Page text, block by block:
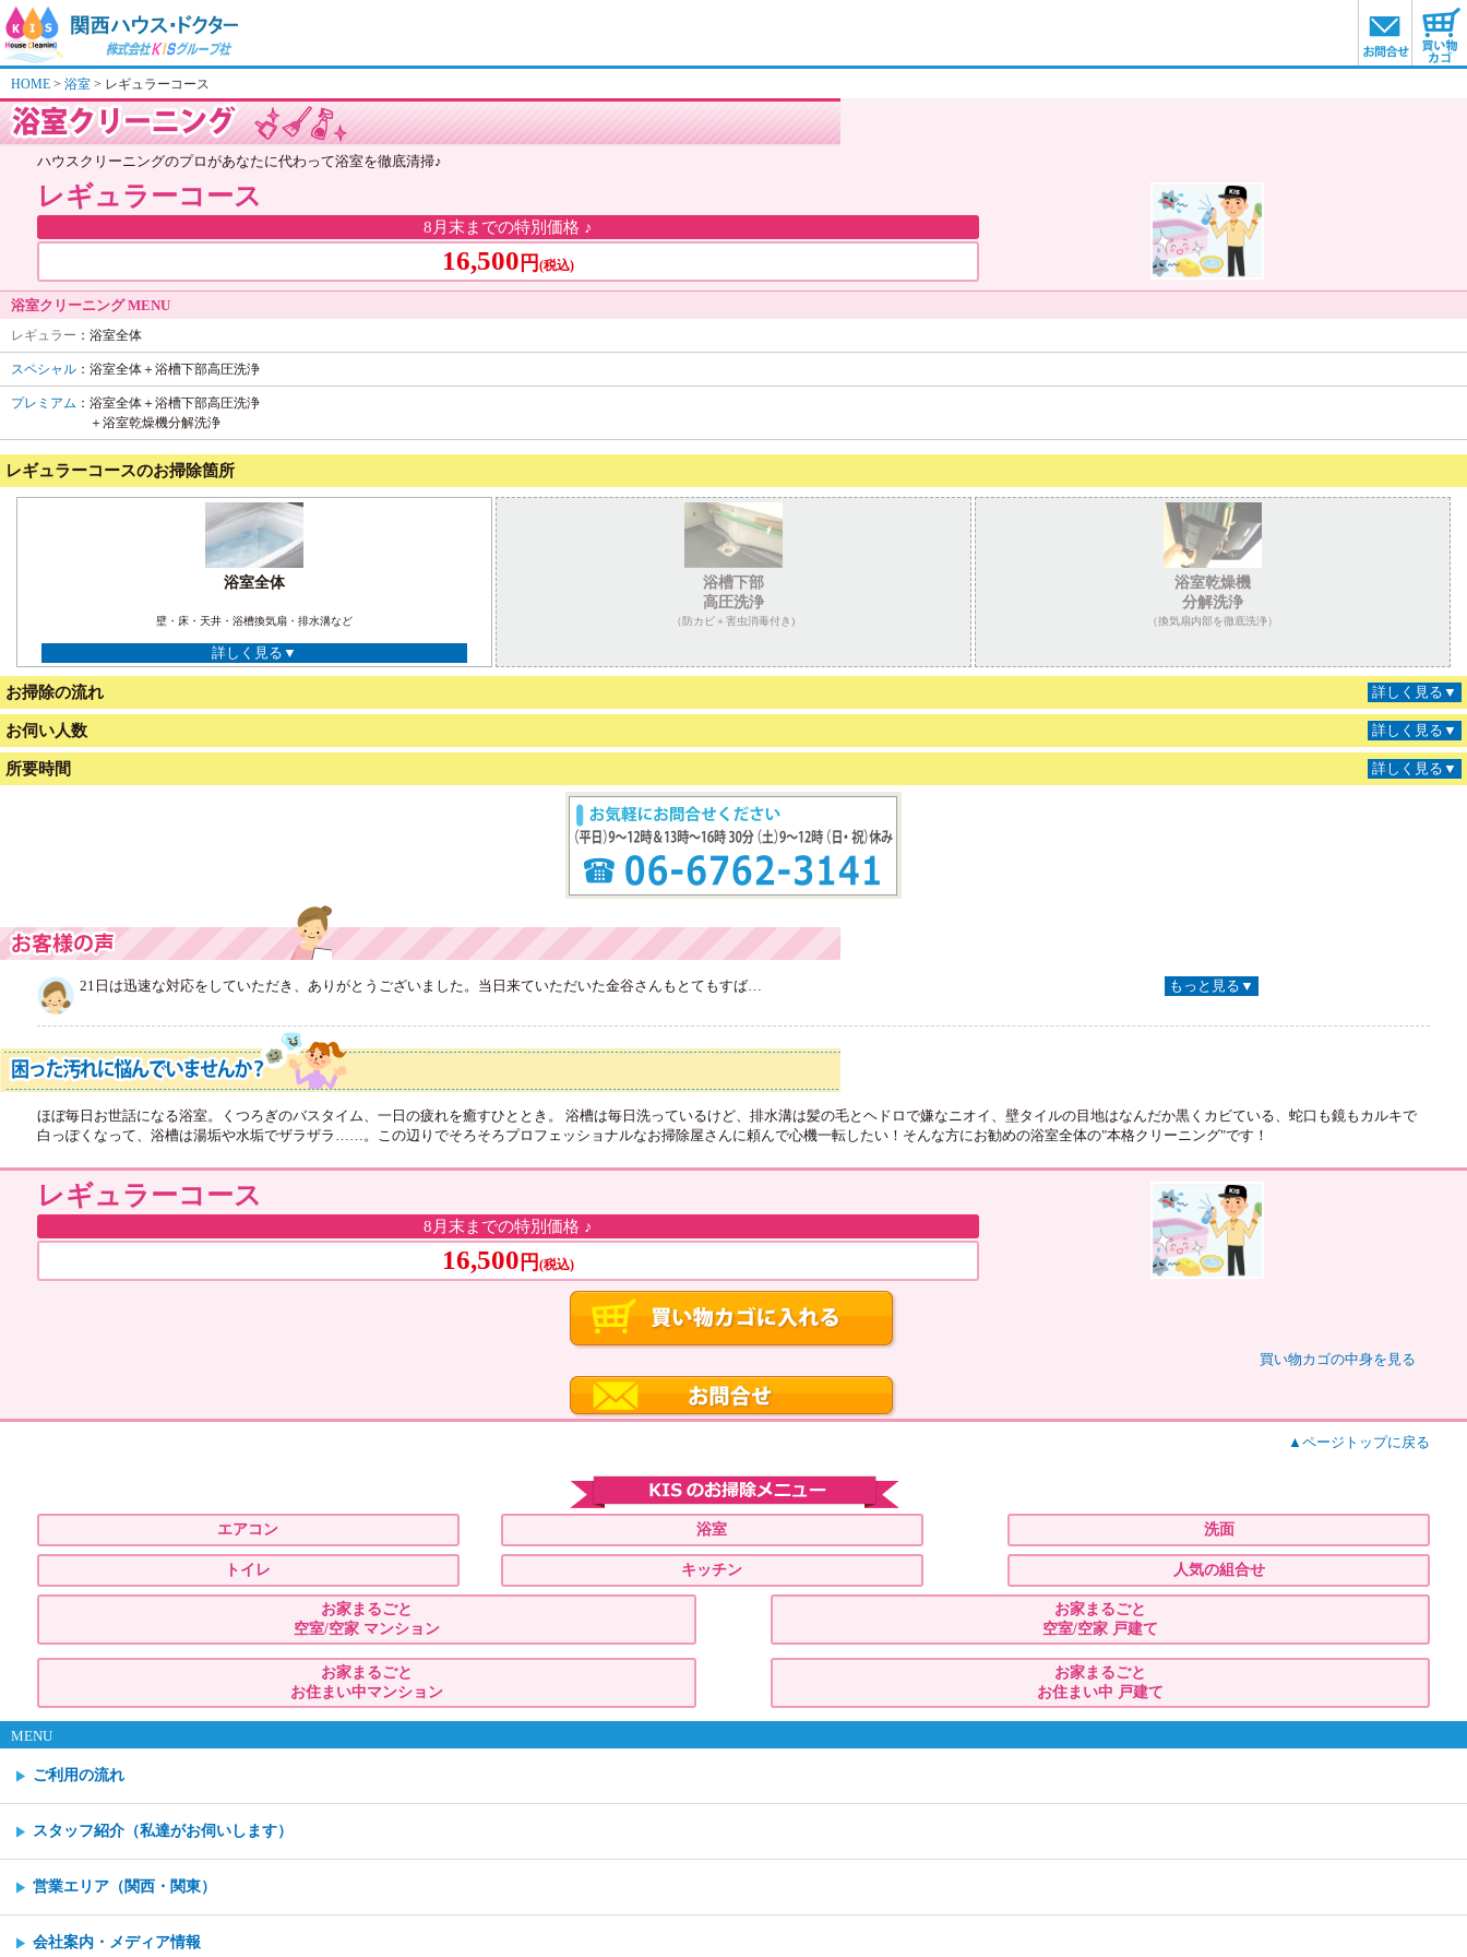
HOME 浴室 レギュラーコース
ハウスクリーニングのプロがあなたに代わって浴室を徹底清掃♪
レギュラーコース
8月末までの特別価格 ♪
16,500 円 (税込)
浴室クリーニング MENU
レギュラー ：浴室全体
スペシャル ：浴室全体＋浴槽下部高圧洗浄
プレミアム ：浴室全体＋浴槽下部高圧洗浄
＋浴室乾燥機分解洗浄
レギュラーコースのお掃除箇所
浴室全体
壁・床・天井・浴槽換気扇・排水溝など
詳しく見る▼
浴槽下部
高圧洗浄
（防カビ＋害虫消毒付き)
浴室乾燥機
分解洗浄
（換気扇内部を徹底洗浄）
お掃除の流れ 詳しく見る▼
お伺い人数 詳しく見る▼
所要時間 詳しく見る▼
21日は迅速な対応をしていただき、ありがとうございました。当日来ていただいた金谷さんもとてもすば… もっと見る▼
ほぼ毎日お世話になる浴室。くつろぎのバスタイム、一日の疲れを癒すひととき。 浴槽は毎日洗っているけど、排水溝は髪の毛とヘドロで嫌なニオイ、壁タイルの目地はなんだか黒くカビている、蛇口も鏡もカルキで
白っぽくなって、浴槽は湯垢や水垢でザラザラ……。この辺りでそろそろプロフェッショナルなお掃除屋さんに頼んで心機一転したい！そんな方にお勧めの浴室全体の"本格クリーニング"です！
レギュラーコース
8月末までの特別価格 ♪
16,500 円 (税込)
買い物カゴの中身を見る
▲ページトップに戻る
エアコン 浴室 洗面
トイレ キッチン 人気の組合せ
お家まるごと
空室/空家 マンション
お家まるごと
空室/空家 戸建て
お家まるごと
お住まい中マンション
お家まるごと
お住まい中 戸建て
MENU
ご利用の流れ
スタッフ紹介（私達がお伺いします）
営業エリア（関西・関東）
会社案内・メディア情報